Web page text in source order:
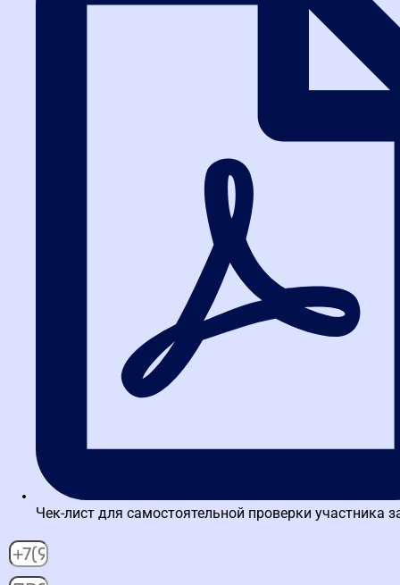
работа с личным кабинетом
Чек-лист для самостоятельной проверки участника